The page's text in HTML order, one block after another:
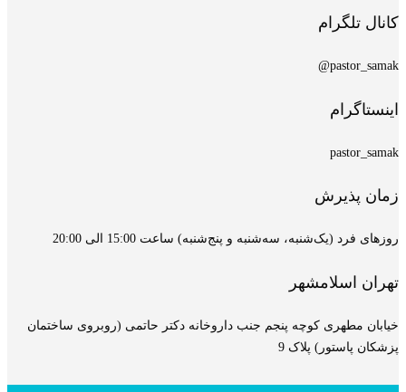
کانال تلگرام
pastor_samak@
اینستاگرام
pastor_samak
زمان پذیرش
روزهای فرد (یک‌شنبه، سه‌شنبه و پنج‌شنبه) ساعت 15:00 الی 20:00
تهران اسلامشهر
خیابان مطهری کوچه پنجم جنب داروخانه دکتر حاتمی (روبروی ساختمان
پزشکان پاستور) پلاک 9